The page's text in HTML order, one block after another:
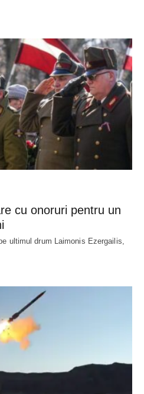
cu onoruri pentru un
ultimul drum Laimonis Ezergailis,